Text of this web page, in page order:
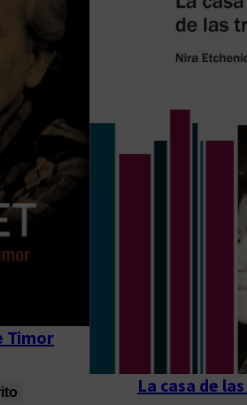
Timor
La casa de